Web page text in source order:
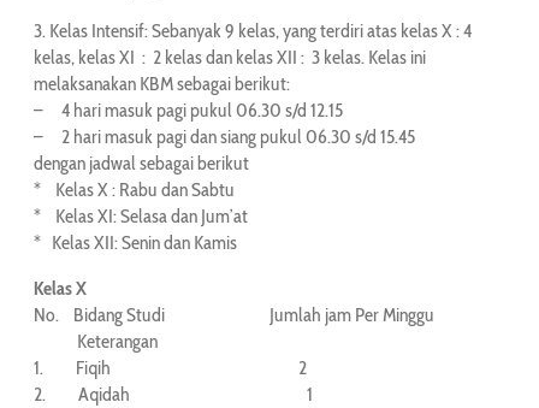
3. Kelas Intensif: Sebanyak 9 kelas, yang terdiri atas kelas X : 4
kelas, kelas XI : 2 kelas dan kelas XII : 3 kelas. Kelas ini
melaksanakan KBM sebagai berikut:
– 4 hari masuk pagi pukul 06.30 s/d 12.15
– 2 hari masuk pagi dan siang pukul 06.30 s/d 15.45
dengan jadwal sebagai berikut
* Kelas X : Rabu dan Sabtu
* Kelas XI: Selasa dan Jum’at
* Kelas XII: Senin dan Kamis
Kelas X
No. Bidang Studi Jumlah jam Per Minggu
Keterangan
1. Fiqih 2
2. Aqidah 1